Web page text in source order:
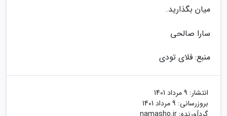
میان بگذارید.
سارا صالحی
منبع: فلای تودی
انتشار: 9 مرداد 1401
بروزرسانی: 9 مرداد 1401